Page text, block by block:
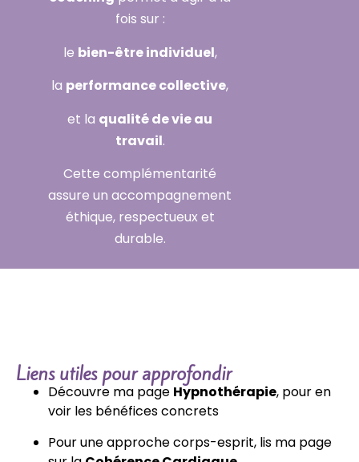
fois sur :
le bien-être individuel,
la performance collective,
et la qualité de vie au
travail.
Cette complémentarité
assure un accompagnement
éthique, respectueux et
durable.
Liens utiles pour approfondir
Découvre ma page Hypnothérapie, pour en
voir les bénéfices concrets
Pour une approche corps-esprit, lis ma page